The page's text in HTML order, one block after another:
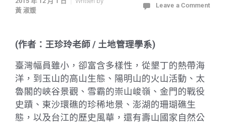
黃 淑媛
Leave a Comment
(作者：王珍玲老師 / 土地管理學系)
臺灣幅員雖小，卻富含多樣性，從墾丁的熱帶海
洋，到玉山的高山生態、陽明山的火山活動、太
魯閣的峽谷景觀、雪霸的崇山峻嶺、金門的戰役
史蹟、東沙環礁的珍稀地景、澎湖的珊瑚礁生
態，以及台江的歷史風華，還有壽山國家自然公